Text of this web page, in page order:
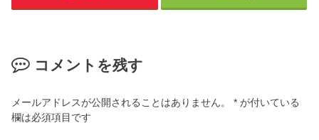
コメントを残す
メールアドレスが公開されることはありません。 * が付いている
欄は必須項目です